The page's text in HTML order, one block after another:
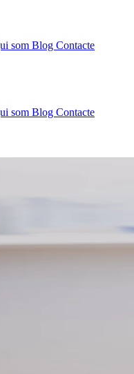
som Blog Contacte
som Blog Contacte